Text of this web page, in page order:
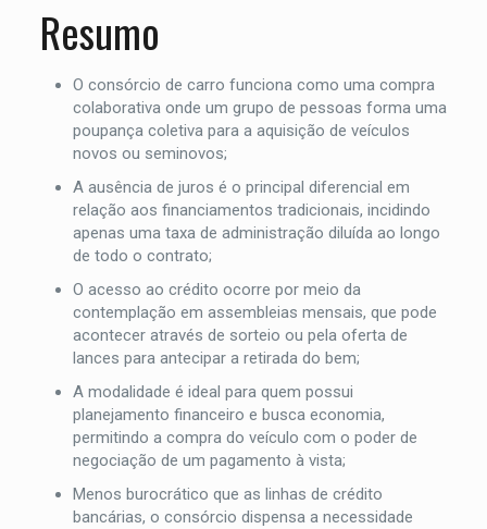
Resumo
O consórcio de carro funciona como uma compra
colaborativa onde um grupo de pessoas forma uma
poupança coletiva para a aquisição de veículos
novos ou seminovos;
A ausência de juros é o principal diferencial em
relação aos financiamentos tradicionais, incidindo
apenas uma taxa de administração diluída ao longo
de todo o contrato;
O acesso ao crédito ocorre por meio da
contemplação em assembleias mensais, que pode
acontecer através de sorteio ou pela oferta de
lances para antecipar a retirada do bem;
A modalidade é ideal para quem possui
planejamento financeiro e busca economia,
permitindo a compra do veículo com o poder de
negociação de um pagamento à vista;
Menos burocrático que as linhas de crédito
bancárias, o consórcio dispensa a necessidade